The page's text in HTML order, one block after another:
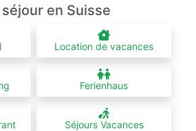
en Suisse
Location de vacances
Ferienhaus
Séjours Vacances